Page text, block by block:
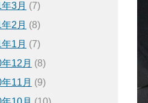
3月 (7)
2月 (8)
1月 (7)
12月 (8)
11月 (9)